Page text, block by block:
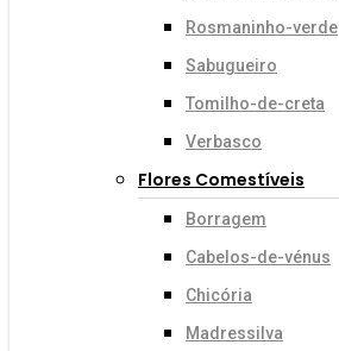
Rosmaninho-verde
Sabugueiro
Tomilho-de-creta
Verbasco
Flores Comestíveis
Borragem
Cabelos-de-vénus
Chicória
Madressilva